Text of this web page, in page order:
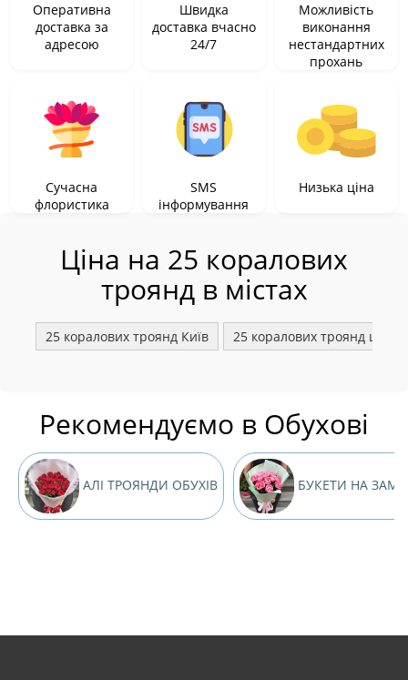
Оперативна
доставка за
адресою
Швидка
доставка вчасно
24/7
Можливість
виконання
нестандартних
прохань
Сучасна
флористика
SMS
інформування
Низька ціна
Ціна на 25 коралових
троянд в містах
25 коралових троянд Київ 25 коралових троянд
Рекомендуємо в Обухові
АЛІ ТРОЯНДИ ОБУХІВ БУКЕТИ НА